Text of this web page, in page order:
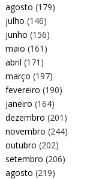
agosto (179)
julho (146)
junho (156)
maio (161)
abril (171)
março (197)
fevereiro (190)
janeiro (164)
dezembro (201)
novembro (244)
outubro (202)
setembro (206)
agosto (219)